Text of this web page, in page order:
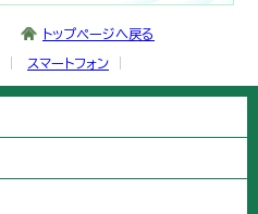
トップページへ戻る
スマートフォン